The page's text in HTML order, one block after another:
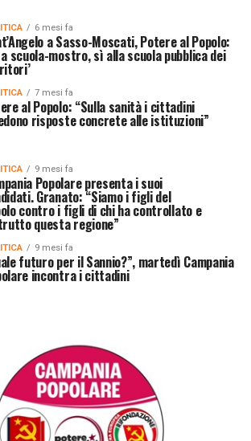
6 mesi fa
a Sasso-Moscati, Potere al Popolo:
a scuola-mostro, sì alla scuola pubblica dei
7 mesi fa
al Popolo: “Sulla sanità i cittadini
risposte concrete alle istituzioni”
9 mesi fa
Popolare presenta i suoi
Granato: “Siamo i figli del
contro i figli di chi ha controllato e
questa regione”
9 mesi fa
futuro per il Sannio?”, martedì Campania
incontra i cittadini